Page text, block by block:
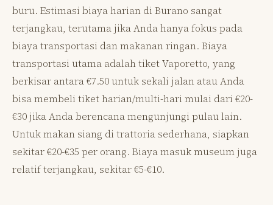
buru. Estimasi biaya harian di Burano sangat
terjangkau, terutama jika Anda hanya fokus pada
biaya transportasi dan makanan ringan. Biaya
transportasi utama adalah tiket Vaporetto, yang
berkisar antara €7.50 untuk sekali jalan atau Anda
bisa membeli tiket harian/multi-hari mulai dari €20-
€30 jika Anda berencana mengunjungi pulau lain.
Untuk makan siang di trattoria sederhana, siapkan
sekitar €20-€35 per orang. Biaya masuk museum juga
relatif terjangkau, sekitar €5-€10.